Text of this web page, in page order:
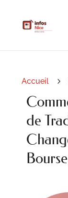
Accueil 5
de
Bourse